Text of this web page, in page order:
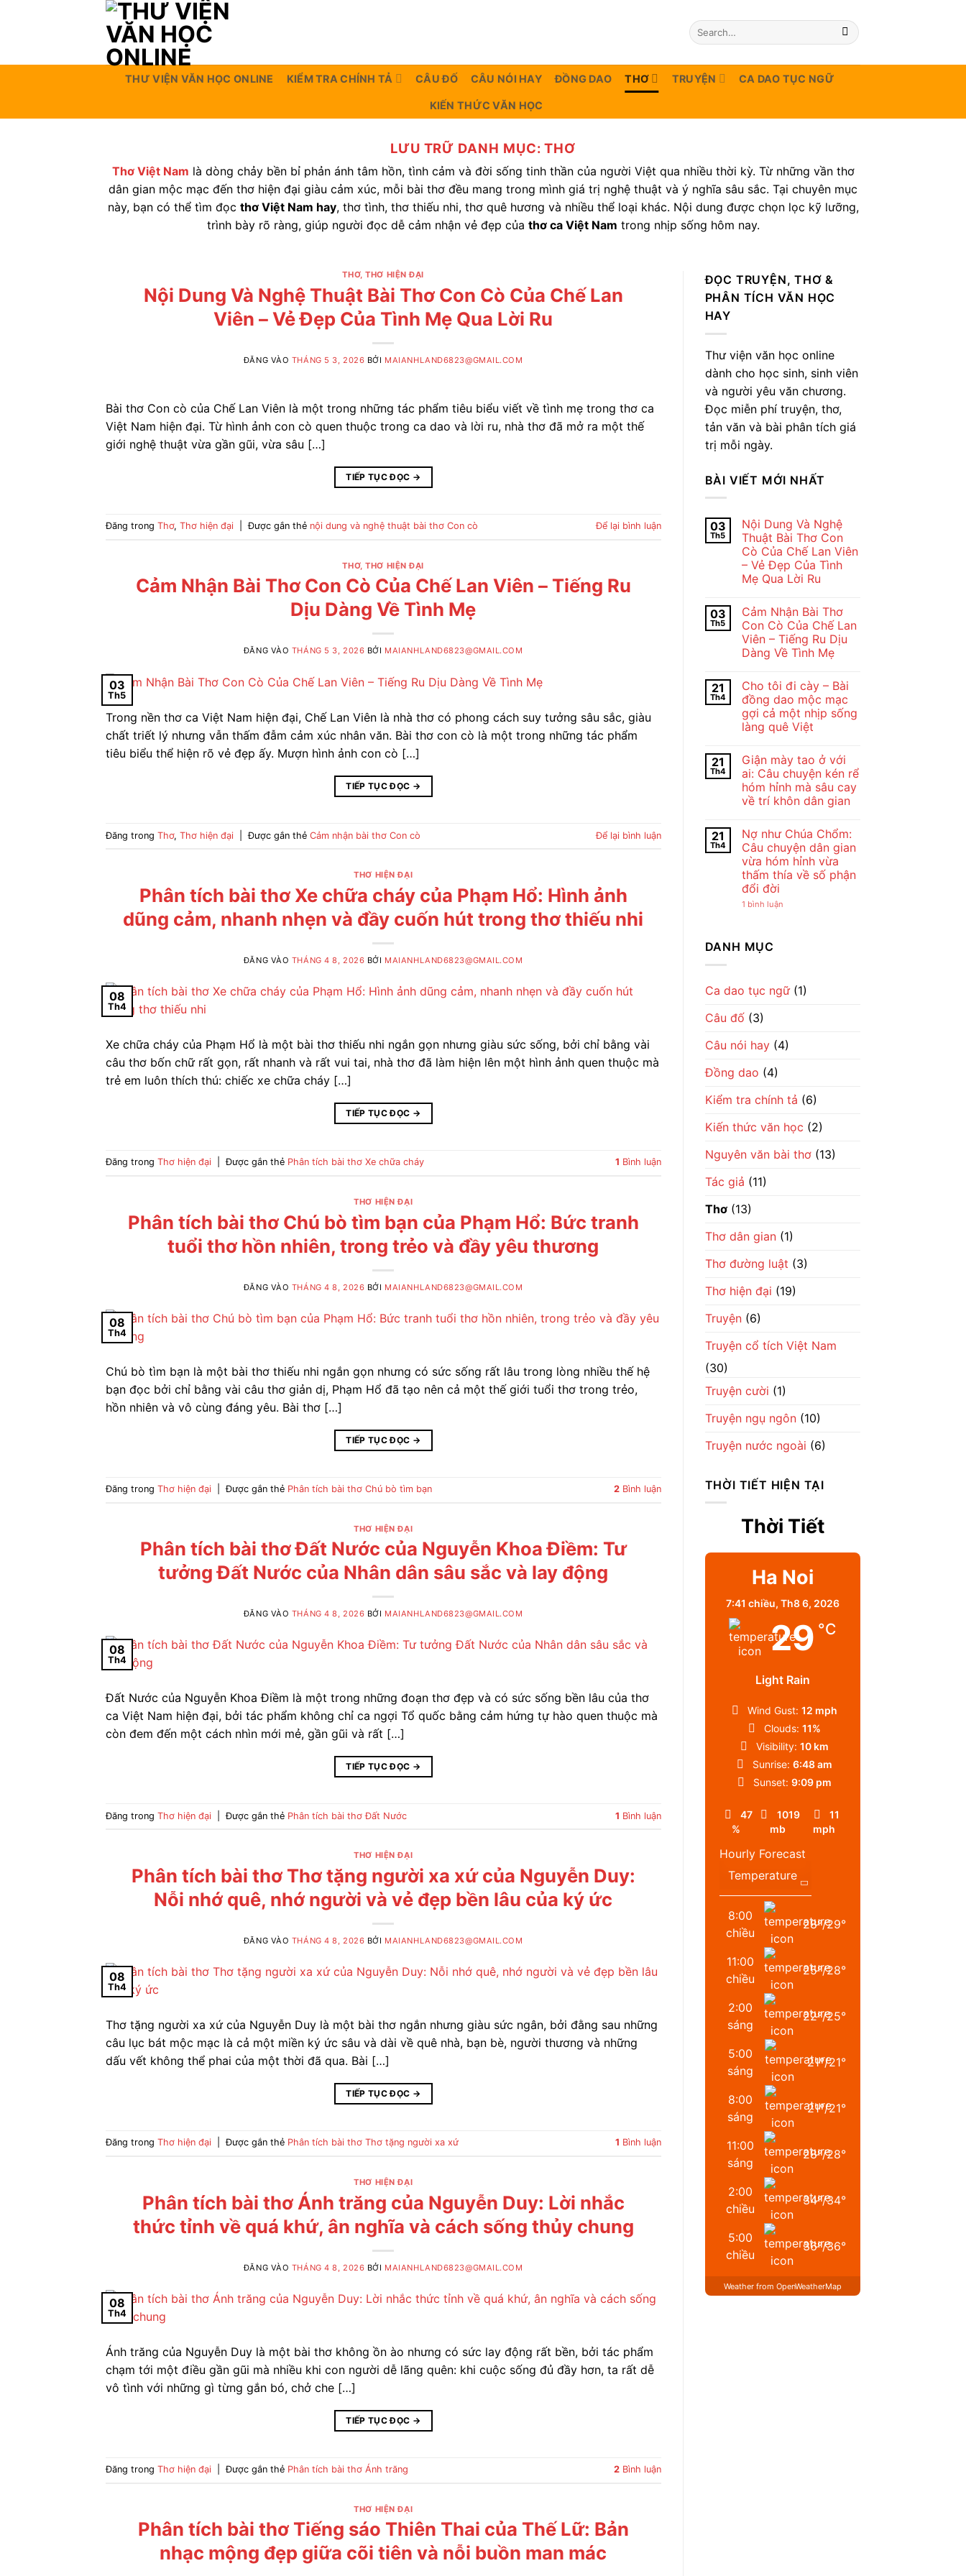
dung
THƯ VIỆN VĂN HỌC ONLINE KIỂM TRA CHÍNH TẢ CÂU ĐỐ CÂU NÓI HAY ĐỒNG DAO THƠ TRUYỆN CA DAO TỤC NGỮ
KIẾN THỨC VĂN HỌC
LƯU TRỮ DANH MỤC:THƠ
Thơ Việt Nam là dòng chảy bền bỉ phản ánh tâm hồn, tình cảm và đời sống tinh thần của người Việt qua nhiều thời kỳ. Từ những vần thơ
dân gian mộc mạc đến thơ hiện đại giàu cảm xúc, mỗi bài thơ đều mang trong mình giá trị nghệ thuật và ý nghĩa sâu sắc. Tại chuyên mục
này, bạn có thể tìm đọc thơ Việt Nam hay, thơ tình, thơ thiếu nhi, thơ quê hương và nhiều thể loại khác. Nội dung được chọn lọc kỹ lưỡng,
trình bày rõ ràng, giúp người đọc dễ cảm nhận vẻ đẹp của thơ ca Việt Nam trong nhịp sống hôm nay.
THƠ,THƠ HIỆN ĐẠI
Nội Dung Và Nghệ Thuật Bài Thơ Con Cò Của Chế Lan
Viên – Vẻ Đẹp Của Tình Mẹ Qua Lời Ru
ĐĂNG VÀO THÁNG 5 3, 2026 BỞI MAIANHLAND6823@GMAIL.COM
Bài thơ Con cò của Chế Lan Viên là một trong những tác phẩm tiêu biểu viết về tình mẹ trong thơ ca
Việt Nam hiện đại. Từ hình ảnh con cò quen thuộc trong ca dao và lời ru, nhà thơ đã mở ra một thế
giới nghệ thuật vừa gần gũi, vừa sâu […]
TIẾP TỤC ĐỌC →
Đăng trong Thơ, Thơ hiện đại Được gắn thẻ nội dung và nghệ thuật bài thơ Con cò Để lại bình luận
THƠ,THƠ HIỆN ĐẠI
Cảm Nhận Bài Thơ Con Cò Của Chế Lan Viên – Tiếng Ru
Dịu Dàng Về Tình Mẹ
ĐĂNG VÀO THÁNG 5 3, 2026 BỞI MAIANHLAND6823@GMAIL.COM
03
Th5
Trong nền thơ ca Việt Nam hiện đại, Chế Lan Viên là nhà thơ có phong cách suy tưởng sâu sắc, giàu
chất triết lý nhưng vẫn thấm đẫm cảm xúc nhân văn. Bài thơ con cò là một trong những tác phẩm
tiêu biểu thể hiện rõ vẻ đẹp ấy. Mượn hình ảnh con cò […]
TIẾP TỤC ĐỌC →
Đăng trong Thơ, Thơ hiện đại Được gắn thẻ Cảm nhận bài thơ Con cò Để lại bình luận
THƠ HIỆN ĐẠI
Phân tích bài thơ Xe chữa cháy của Phạm Hổ: Hình ảnh
dũng cảm, nhanh nhẹn và đầy cuốn hút trong thơ thiếu nhi
ĐĂNG VÀO THÁNG 4 8, 2026 BỞI MAIANHLAND6823@GMAIL.COM
08
Th4
Xe chữa cháy của Phạm Hổ là một bài thơ thiếu nhi ngắn gọn nhưng giàu sức sống, bởi chỉ bằng vài
câu thơ bốn chữ rất gọn, rất nhanh và rất vui tai, nhà thơ đã làm hiện lên một hình ảnh quen thuộc mà
trẻ em luôn thích thú: chiếc xe chữa cháy […]
TIẾP TỤC ĐỌC →
Đăng trong Thơ hiện đại Được gắn thẻ Phân tích bài thơ Xe chữa cháy 1 Bình luận
THƠ HIỆN ĐẠI
Phân tích bài thơ Chú bò tìm bạn của Phạm Hổ: Bức tranh
tuổi thơ hồn nhiên, trong trẻo và đầy yêu thương
ĐĂNG VÀO THÁNG 4 8, 2026 BỞI MAIANHLAND6823@GMAIL.COM
08
Th4
Chú bò tìm bạn là một bài thơ thiếu nhi ngắn gọn nhưng có sức sống rất lâu trong lòng nhiều thế hệ
bạn đọc bởi chỉ bằng vài câu thơ giản dị, Phạm Hổ đã tạo nên cả một thế giới tuổi thơ trong trẻo,
hồn nhiên và vô cùng đáng yêu. Bài thơ […]
TIẾP TỤC ĐỌC →
Đăng trong Thơ hiện đại Được gắn thẻ Phân tích bài thơ Chú bò tìm bạn 2Bình luận
THƠ HIỆN ĐẠI
Phân tích bài thơ Đất Nước của Nguyễn Khoa Điềm: Tư
tưởng Đất Nước của Nhân dân sâu sắc và lay động
ĐĂNG VÀO THÁNG 4 8, 2026 BỞI MAIANHLAND6823@GMAIL.COM
08
Th4
Đất Nước của Nguyễn Khoa Điềm là một trong những đoạn thơ đẹp và có sức sống bền lâu của thơ
ca Việt Nam hiện đại, bởi tác phẩm không chỉ ca ngợi Tổ quốc bằng cảm hứng tự hào quen thuộc mà
còn đem đến một cách nhìn mới mẻ, gần gũi và rất […]
TIẾP TỤC ĐỌC →
Đăng trong Thơ hiện đại Được gắn thẻ Phân tích bài thơ Đất Nước 1 Bình luận
THƠ HIỆN ĐẠI
Phân tích bài thơ Thơ tặng người xa xứ của Nguyễn Duy:
Nỗi nhớ quê, nhớ người và vẻ đẹp bền lâu của ký ức
ĐĂNG VÀO THÁNG 4 8, 2026 BỞI MAIANHLAND6823@GMAIL.COM
08
Th4
Thơ tặng người xa xứ của Nguyễn Duy là một bài thơ ngắn nhưng giàu sức ngân, bởi đằng sau những
câu lục bát mộc mạc là cả một miền ký ức sâu và dài về quê nhà, bạn bè, người thương và những
dấu vết không thể phai của một thời đã qua. Bài […]
TIẾP TỤC ĐỌC →
Đăng trong Thơ hiện đại Được gắn thẻ Phân tích bài thơ Thơ tặng người xa xứ 1 Bình luận
THƠ HIỆN ĐẠI
Phân tích bài thơ Ánh trăng của Nguyễn Duy: Lời nhắc
thức tỉnh về quá khứ, ân nghĩa và cách sống thủy chung
ĐĂNG VÀO THÁNG 4 8, 2026 BỞI MAIANHLAND6823@GMAIL.COM
08
Th4
Ánh trăng của Nguyễn Duy là một bài thơ không ồn ào nhưng có sức lay động rất bền, bởi tác phẩm
chạm tới một điều gần gũi mà nhiều khi con người dễ lãng quên: khi cuộc sống đủ đầy hơn, ta rất dễ
vô tình với những gì từng gắn bó, chở che […]
TIẾP TỤC ĐỌC →
Đăng trong Thơ hiện đại Được gắn thẻ Phân tích bài thơ Ánh trăng 2Bình luận
THƠ HIỆN ĐẠI
Phân tích bài thơ Tiếng sáo Thiên Thai của Thế Lữ: Bản
nhạc mộng đẹp giữa cõi tiên và nỗi buồn man mác
ĐỌC TRUYỆN, THƠ &
PHÂN TÍCH VĂN HỌC
HAY
Thư viện văn học online
dành cho học sinh, sinh viên
và người yêu văn chương.
Đọc miễn phí truyện, thơ,
tản văn và bài phân tích giá
trị mỗi ngày.
BÀI VIẾT MỚI NHẤT
03
Th5
Nội Dung Và Nghệ
Thuật Bài Thơ Con
Cò Của Chế Lan Viên
– Vẻ Đẹp Của Tình
Mẹ Qua Lời Ru
bình
luận
ở
Nội
Dung
Và
Bài
Thơ
Con
Cò
Của
Chế
–
Vẻ
Đẹp
Của
Tình
Mẹ
Ru
03
Th5
Cảm Nhận Bài Thơ
Con Cò Của Chế Lan
Viên – Tiếng Ru Dịu
Dàng Về Tình Mẹ
bình
luận
ở
Cảm
Nhận
Bài
Cò
Của
Chế
Lan
Viên
–
Dịu
Dàng
Về
Tình
Mẹ
21
Th4
Cho tôi đi cày – Bài
đồng dao mộc mạc
gợi cả một nhịp sống
làng quê Việt
bình
luận
ở
Cho
tôi
đi
Bài
đồng
dao
mộc
mạc
gợi
cả
một
nhịp
Việt
21
Th4
Giận mày tao ở với
ai: Câu chuyện kén rể
hóm hỉnh mà sâu cay
về trí khôn dân gian
bình
luận
ở
Giận
mày
tao
ở
với
ai:
rể
cay
trí
khôn
gian
21
Th4
Nợ như Chúa Chổm:
Câu chuyện dân gian
vừa hóm hỉnh vừa
thấm thía về số phận
đổi đời
1 bình luậnở
vừa
hóm
về
số
DANH MỤC
Ca dao tục ngữ(1)
Câu đố(3)
Câu nói hay(4)
Đồng dao (4)
Kiểm tra chính tả (6)
Kiến thức văn học (2)
Nguyên văn bài thơ(13)
Tác giả (11)
Thơ(13)
Thơ dân gian(1)
Thơ đường luật (3)
Thơ hiện đại (19)
Truyện(6)
Truyện cổ tích Việt Nam
(30)
Truyện cười (1)
Truyện ngụ ngôn(10)
Truyện nước ngoài (6)
THỜI TIẾT HIỆN TẠI
Thời Tiết
Ha Noi
7:41 chiều, Th8 6, 2026
29 °C
Light Rain
47
%
1019
mb
11
mph
Wind Gust: 12 mph
Clouds: 11%
Visibility: 10 km
Sunrise: 6:48 am
Sunset: 9:09 pm
Hourly Forecast
8:00
chiều
28°/29°
11:00
chiều
25°/28°
2:00
sáng
22°/25°
5:00
sáng
21°/21°
8:00
sáng
21°/21°
11:00
sáng
28°/28°
2:00
chiều
34°/34°
5:00
chiều
36°/36°
Weather from OpenWeatherMap